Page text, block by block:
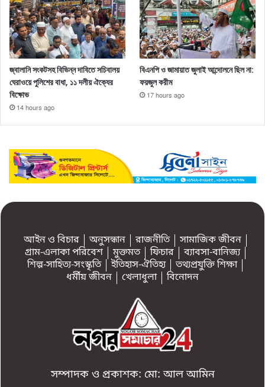
জ্বালানি সংকটসহ বিভিন্ন দাবিতে সচিবালয়
ঘেরাওয়ে পুলিশের বাধা, ১১ দলীয় ঐক্যের
বিক্ষোভ
14 hours ago
বিএনপি ও জামায়াত জুলাই আন্দোলনে ছিল না:
ফয়জুল করীম
17 hours ago
আইন ও বিচার অনুসন্ধান রাজনীতি
সামাজিক জীবন
গ্রাম-এলাকা পরিবেশ
মুক্তমত ফিচার
ব্যাবসা-বানিজ্য
শিল্প-সাহিত্য-সংস্কৃতি
ইতিহাস-ঐতিহ্য
তথ্যপ্রযুক্তি শিক্ষা
ধর্মীয় জীবন
খেলাধুলা বিনোদন
সম্পাদক ও প্রকাশক: মো: আল আমিন